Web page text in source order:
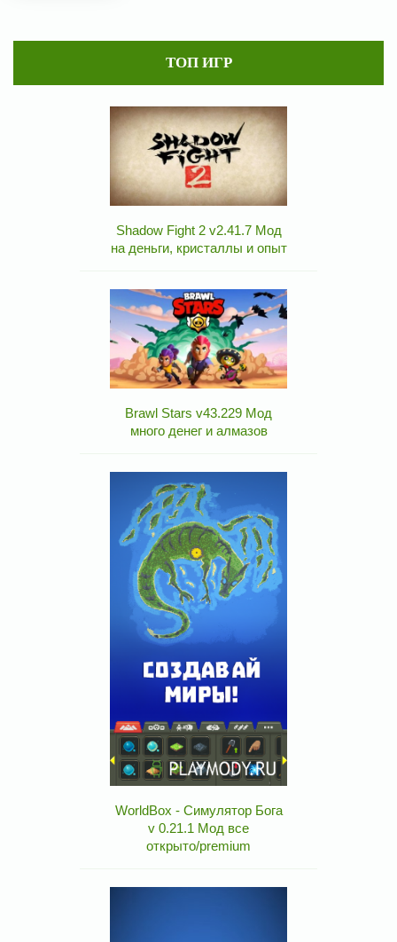
ТОП ИГР
Shadow Fight 2 v2.41.7 Мод
на деньги, кристаллы и опыт
Brawl Stars v43.229 Мод
много денег и алмазов
WorldBox - Симулятор Бога
v 0.21.1 Мод все
открыто/premium